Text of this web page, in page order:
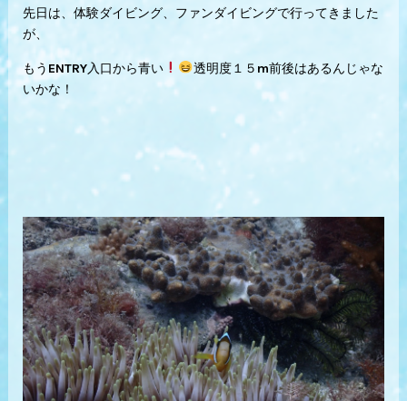
先日は、体験ダイビング、ファンダイビングで行ってきました
が、
もうENTRY入口から青い
透明度１５m前後はあるんじゃな
いかな！